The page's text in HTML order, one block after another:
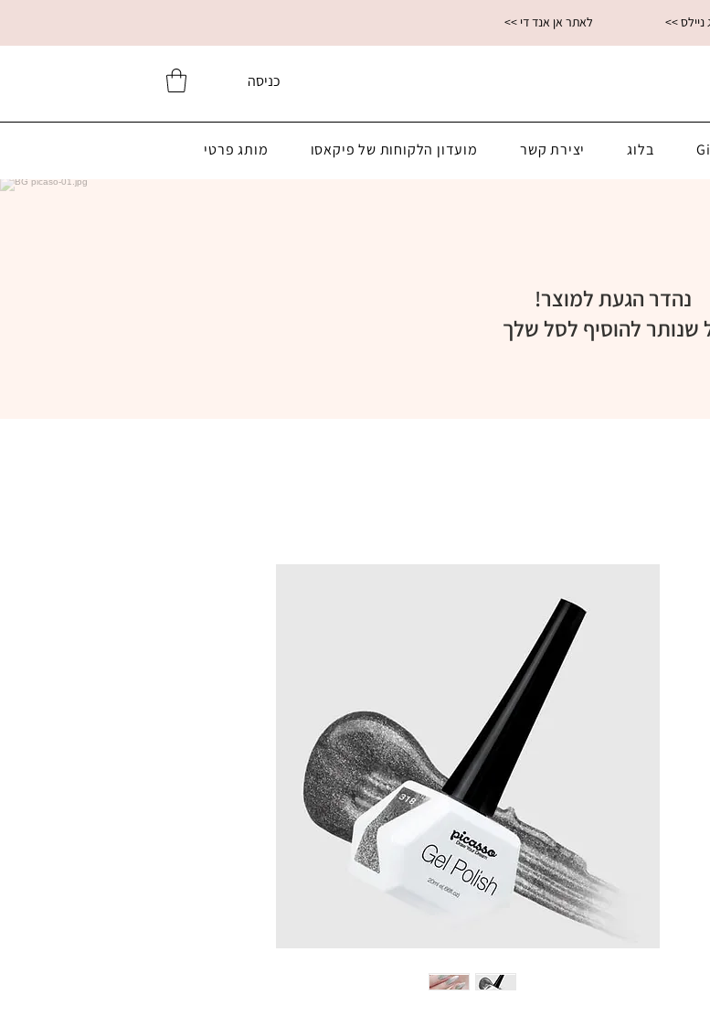
<< לאתר אן אנד די ניילס
כניסה
בלוג יצירת קשר מועדון הלקוחות של פיקאסו מותג פרטי
נהדר הגעת למוצר!
שנותר להוסיף לסל שלך